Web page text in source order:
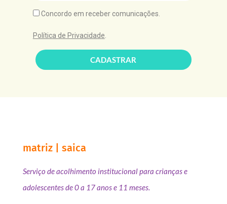
Concordo em receber comunicações.
Política de Privacidade
CADASTRAR
matriz | saica
Serviço de acolhimento institucional para crianças e
adolescentes de 0 a 17 anos e 11 meses.